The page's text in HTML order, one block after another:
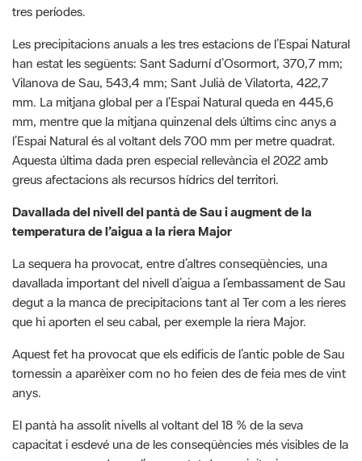
han estat les següents: Sant Sadurní d’Osormort, 370,7 mm;
Vilanova de Sau, 543,4 mm; Sant Julià de Vilatorta, 422,7
mm. La mitjana global per a l’Espai Natural queda en 445,6
mm, mentre que la mitjana quinzenal dels últims cinc anys a
l’Espai Natural és al voltant dels 700 mm per metre quadrat.
Aquesta última dada pren especial rellevància el 2022 amb
greus afectacions als recursos hídrics del territori.
Davallada del nivell del pantà de Sau i augment de la
temperatura de l’aigua a la riera Major
La sequera ha provocat, entre d’altres conseqüències, una
davallada important del nivell d’aigua a l’embassament de Sau
degut a la manca de precipitacions tant al Ter com a les rieres
que hi aporten el seu cabal, per exemple la riera Major.
Aquest fet ha provocat que els edificis de l’antic poble de Sau
tornessin a aparèixer com no ho feien des de feia mes de vint
anys.
El pantà ha assolit nivells al voltant del 18 % de la seva
capacitat i esdevé una de les conseqüències més visibles de la
sequera provocada per l’escassetat de precipitacions.
Pel que fa a la riera Major, al seu pas per el pont de Bojons la
segona meitat de l’any ha mantingut un nivell al voltant dels